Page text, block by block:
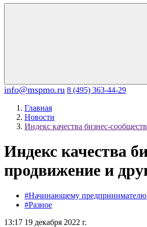
info@mspmo.ru 8 (495) 363-44-29
Главная
Новости
Индекс качества бизнес-
Индекс качества
продвижение и
#Начинающему предпринимателю
#Разное
13:17 19 декабря 2022 г.